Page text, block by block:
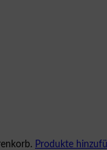
Produkte